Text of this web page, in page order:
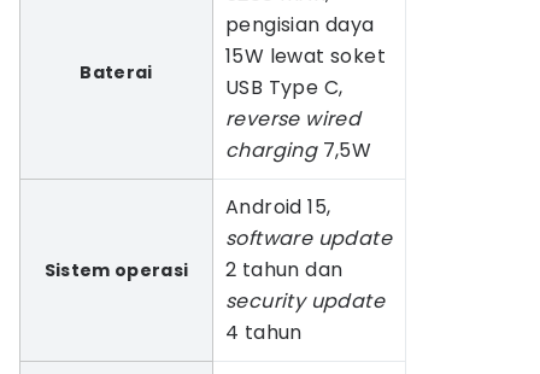
Baterai
pengisian daya
15W lewat soket
USB Type C,
reverse wired
charging7,5W
Sistem operasi
Android 15,
software update
2 tahun dan
security update
4 tahun